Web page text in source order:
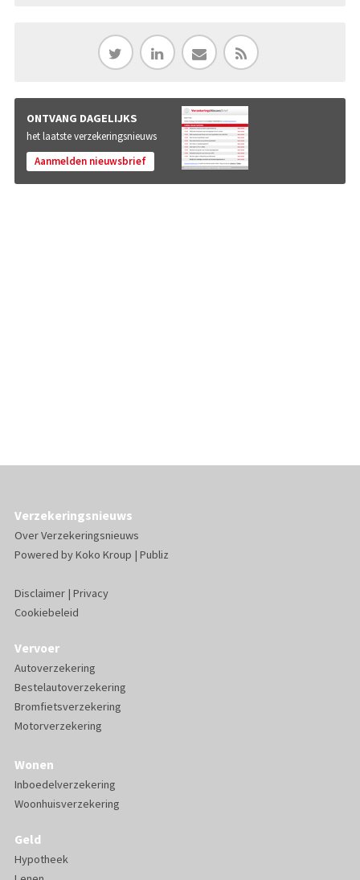
ONTVANG DAGELIJKS
het laatste verzekeringsnieuws
Aanmelden nieuwsbrief
Verzekeringsnieuws
Over Verzekeringsnieuws
Powered byKoko Kroup | Publiz
Disclaimer| Privacy
Cookiebeleid
Vervoer
Autoverzekering
Bestelautoverzekering
Bromfietsverzekering
Motorverzekering
Wonen
Inboedelverzekering
Woonhuisverzekering
Geld
Hypotheek